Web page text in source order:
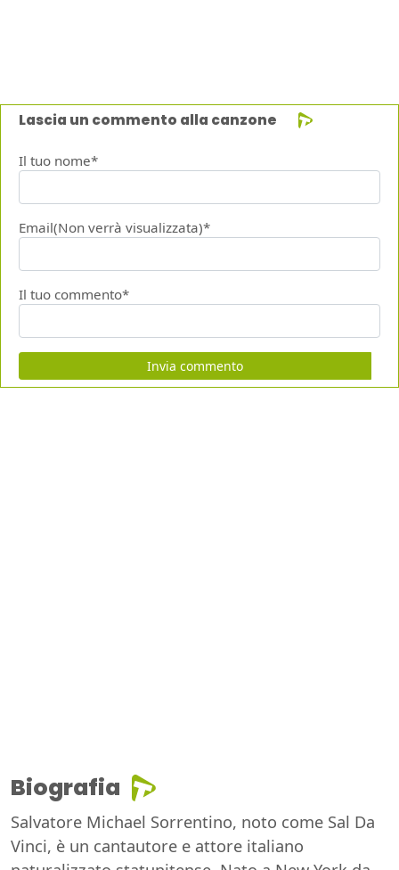
Lascia un commento alla canzone
Il tuo nome*
Email(Non verrà visualizzata)*
Il tuo commento*
Invia commento
Biografia
Salvatore Michael Sorrentino, noto come Sal Da
Vinci, è un cantautore e attore italiano